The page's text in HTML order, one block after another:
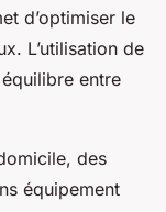
d’optimiser le
L’utilisation de
entre
des
équipement